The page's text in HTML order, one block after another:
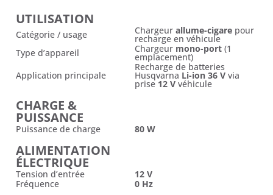
UTILISATION
Catégorie / usage Chargeur allume-cigare pour
recharge en véhicule
Type d’appareil
Chargeur mono-port (1
emplacement)
Application principale
Recharge de batteries
Husqvarna Li-ion 36 V via
prise 12 V véhicule
CHARGE &
PUISSANCE
Puissance de charge 80 W
ALIMENTATION
ÉLECTRIQUE
Tension d’entrée
12 V
Fréquence
0 Hz